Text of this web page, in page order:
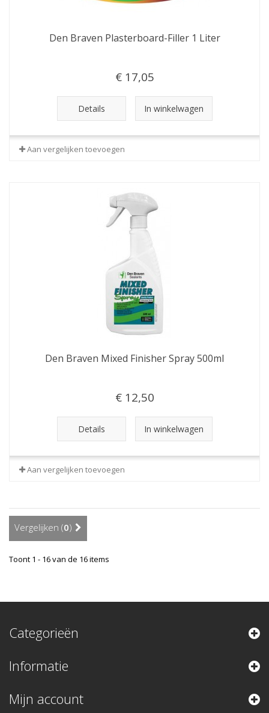
Den Braven Plasterboard-Filler 1 Liter
€ 17,05
Details In winkelwagen
Aan vergelijken toevoegen
Den Braven Mixed Finisher Spray 500ml
€ 12,50
Details In winkelwagen
Aan vergelijken toevoegen
Vergelijken (0)
Toont 1 - 16 van de 16 items
Categorieën
Informatie
Mijn account